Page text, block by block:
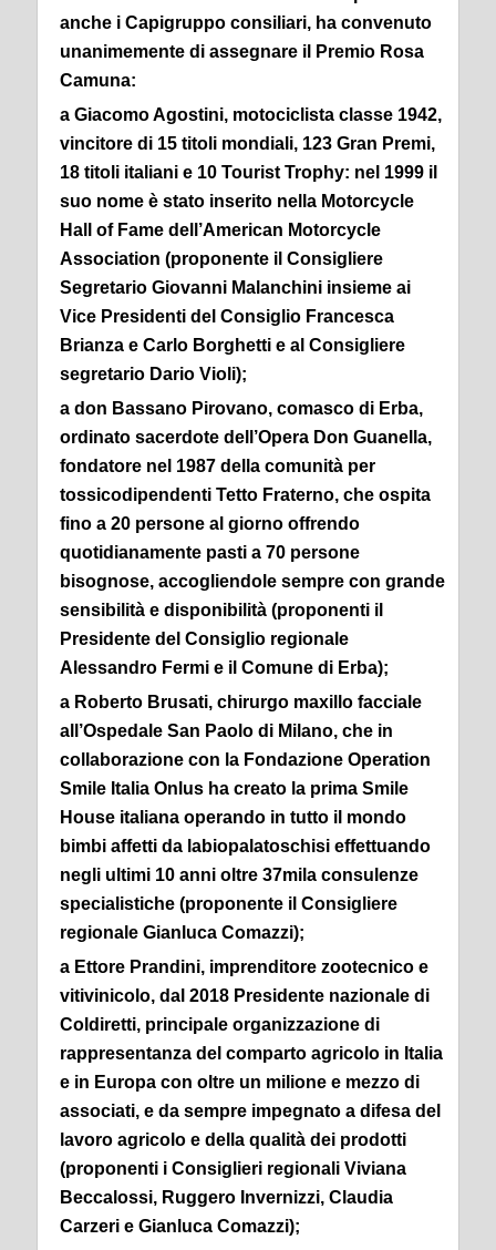
anche i Capigruppo consiliari, ha convenuto
unanimemente di assegnare il Premio Rosa
Camuna:
a Giacomo Agostini, motociclista classe 1942,
vincitore di 15 titoli mondiali, 123 Gran Premi,
18 titoli italiani e 10 Tourist Trophy: nel 1999 il
suo nome è stato inserito nella Motorcycle
Hall of Fame dell’American Motorcycle
Association (proponente il Consigliere
Segretario Giovanni Malanchini insieme ai
Vice Presidenti del Consiglio Francesca
Brianza e Carlo Borghetti e al Consigliere
segretario Dario Violi);
a don Bassano Pirovano, comasco di Erba,
ordinato sacerdote dell’Opera Don Guanella,
fondatore nel 1987 della comunità per
tossicodipendenti Tetto Fraterno, che ospita
fino a 20 persone al giorno offrendo
quotidianamente pasti a 70 persone
bisognose, accogliendole sempre con grande
sensibilità e disponibilità (proponenti il
Presidente del Consiglio regionale
Alessandro Fermi e il Comune di Erba);
a Roberto Brusati, chirurgo maxillo facciale
all’Ospedale San Paolo di Milano, che in
collaborazione con la Fondazione Operation
Smile Italia Onlus ha creato la prima Smile
House italiana operando in tutto il mondo
bimbi affetti da labiopalatoschisi effettuando
negli ultimi 10 anni oltre 37mila consulenze
specialistiche (proponente il Consigliere
regionale Gianluca Comazzi);
a Ettore Prandini, imprenditore zootecnico e
vitivinicolo, dal 2018 Presidente nazionale di
Coldiretti, principale organizzazione di
rappresentanza del comparto agricolo in Italia
e in Europa con oltre un milione e mezzo di
associati, e da sempre impegnato a difesa del
lavoro agricolo e della qualità dei prodotti
(proponenti i Consiglieri regionali Viviana
Beccalossi, Ruggero Invernizzi, Claudia
Carzeri e Gianluca Comazzi);